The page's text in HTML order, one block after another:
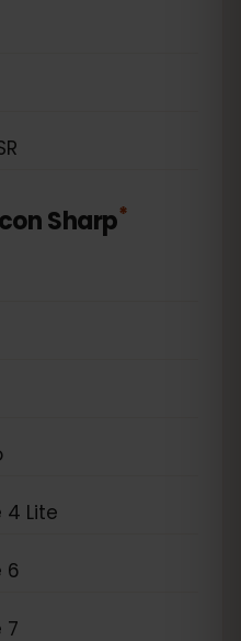
Sharp*
4 Lite
6
7